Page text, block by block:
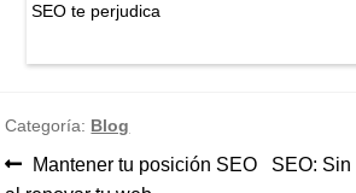
SEO te perjudica
Categoría: Blog
Navegación
Anterior:
Mantener tu posición SEO
Siguiente:
SEO: Sin